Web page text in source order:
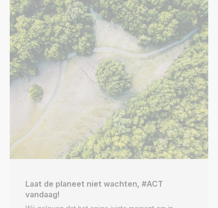
Laat de planeet niet wachten, #ACT
vandaag!